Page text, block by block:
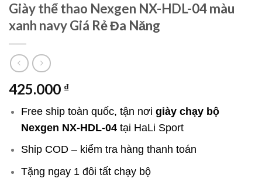
Giày thể thao Nexgen NX-HDL-04 màu
xanh navy Giá Rẻ Đa Năng
425.000 ₫
Free ship toàn quốc, tận nơi giày chạy bộ
Nexgen NX-HDL-04tại HaLi Sport
Ship COD – kiểm tra hàng thanh toán
Tặng ngay 1 đôi tất chạy bộ